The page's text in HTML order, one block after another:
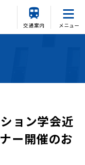
交通案内 メニュー
ョン学会近
ー開催のお